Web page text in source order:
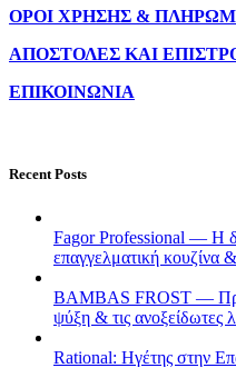
ΟΡΟΙ ΧΡΗΣΗΣ &
ΑΠΟΣΤΟΛΕΣ ΚΑΙ
ΕΠΙΚΟΙΝΩΝΙΑ
Recent Posts
Fagor Professional — Η
επαγγελματική κουζίνα
BAMBAS FROST —
ψύξη & τις ανοξείδωτες
Rational: Ηγέτης στην